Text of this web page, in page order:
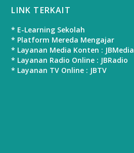
LINK TERKAIT
* E-Learning Sekolah
* Platform Mereda Mengajar
* Layanan Media Konten : JBMedia
* Layanan Radio Online : JBRadio
* Layanan TV Online : JBTV